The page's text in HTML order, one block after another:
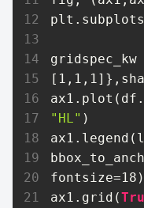
[ 1 , 1 , 1
"HL" )
fontsize=18
ax1.grid(